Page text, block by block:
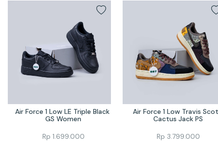
Air Force 1 Low LE Triple Black
GS Women
Rp 1.699.000
Air Force 1 Low Travis
Cactus Jack PS
Rp 3.799.000